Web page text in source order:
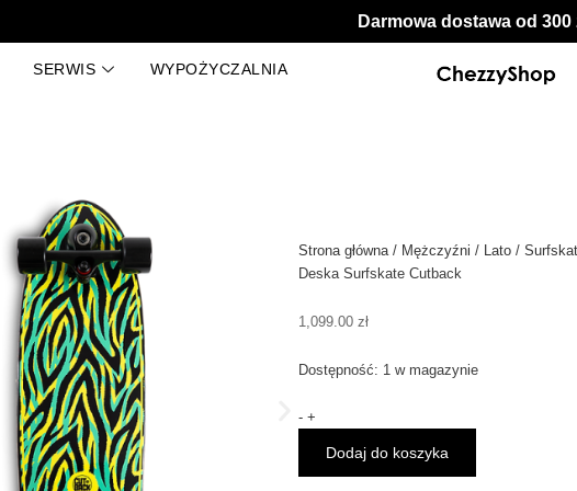
Darmowa dostawa od 300
SERWIS
WYPOŻYCZALNIA
Strona główna/ Mężczyźni / Lato /
Deska Surfskate Cutback
1,099.00zł
Dostępność: 1 w magazynie
-
ilość
Cutback
Beast
+
Dodaj do koszyka